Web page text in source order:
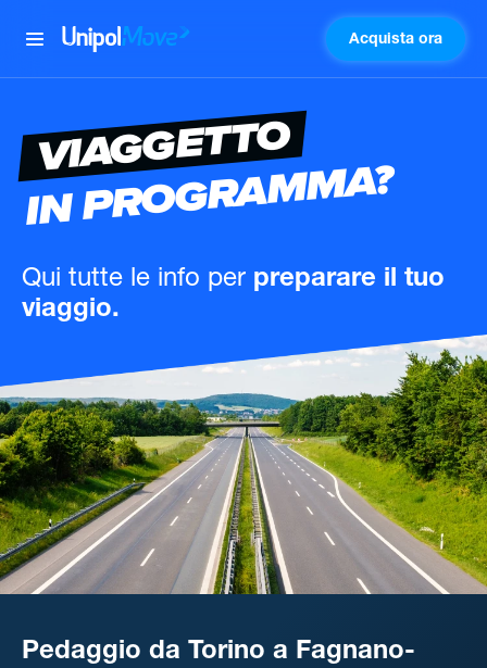
UnipolMove Acquista ora
VIAGGETTO
IN PROGRAMMA?
Qui tutte le info per preparare il tuo
viaggio.
Pedaggio da Torino a Fagnano-